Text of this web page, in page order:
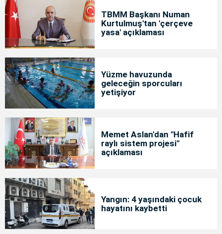
TBMM Başkanı Numan
Kurtulmuş'tan 'çerçeve
yasa' açıklaması
Yüzme havuzunda
geleceğin sporcuları
yetişiyor
Memet Aslan'dan "Hafif
raylı sistem projesi"
açıklaması
Yangın: 4 yaşındaki çocuk
hayatını kaybetti